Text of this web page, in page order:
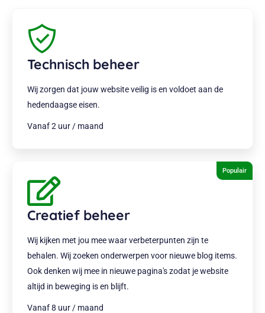
Technisch beheer
Wij zorgen dat jouw website veilig is en voldoet aan de
hedendaagse eisen.
Vanaf 2 uur / maand
Creatief beheer
Wij kijken met jou mee waar verbeterpunten zijn te
behalen. Wij zoeken onderwerpen voor nieuwe blog items.
Ook denken wij mee in nieuwe pagina's zodat je website
altijd in beweging is en blijft.
Vanaf 8 uur / maand
Populair